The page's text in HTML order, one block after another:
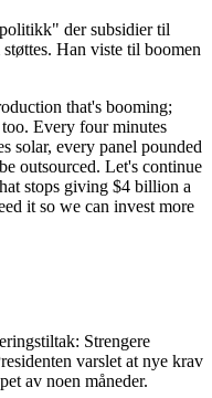
der subsidier til
Han viste til boomen
that's booming;
Every four minutes
solar, every panel pounded
outsourced. Let's continue
stops giving $4 billion a
it so we can invest more
Strengere
varslet at nye krav
av noen måneder.